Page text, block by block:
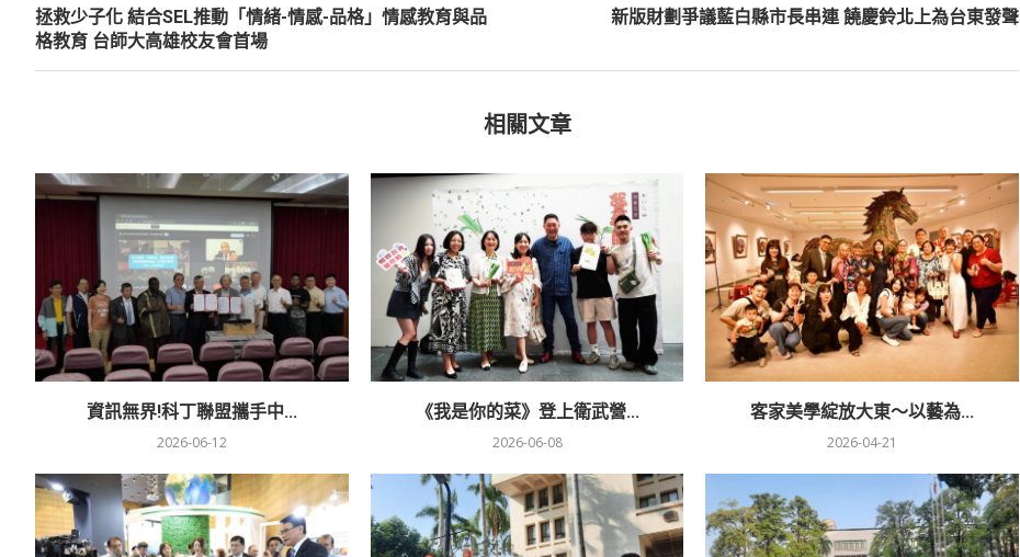
拯救少子化 結合SEL推動「情緒-情感-品格」情感教育與品
格教育 台師大高雄校友會首場
新版財劃爭議藍白縣市長串連 饒慶鈴北上為台東發聲
相關文章
資訊無界!科丁聯盟攜手中...
2026-06-12
《我是你的菜》登上衛武營...
2026-06-08
客家美學綻放大東～以藝為...
2026-04-21